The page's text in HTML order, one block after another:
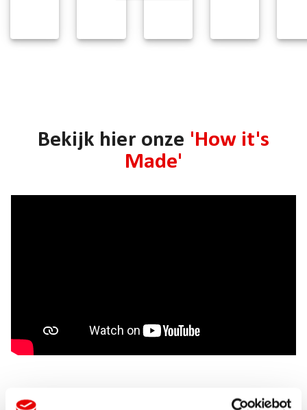
Bekijk hier onze 'How it's
Made'